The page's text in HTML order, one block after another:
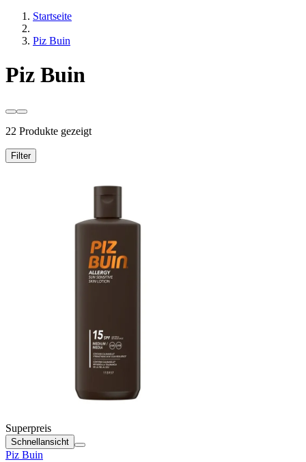
Startseite
Piz Buin
Piz Buin
22 Produkte gezeigt
Filter
Superpreis
Schnellansicht
Piz Buin